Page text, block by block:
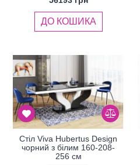
ДО КОШИКА
Стіл Viva Hubertus Design
чорний з білим 160-208-
256 см